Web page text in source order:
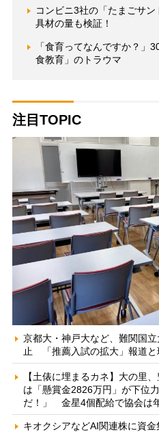
コンビニ3社の「たまごサ
具材の量も検証！
「食育ってなんですか？」
食教育」のトラウマ
注目TOPIC
京都大・神戸大など、難関国
止 「推薦入試の拡大」報道
【土俵に埋まるカネ】大の里
は「懸賞金2826万円」が下位
だ！」 金星4個配給で協会は
キオクシアなどAI関連株に資金